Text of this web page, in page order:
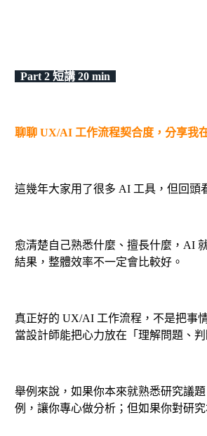
Part 2 短講 20 min
聊聊 UX/AI 工作流程契合度，分享我
這幾年大家用了很多 AI 工具，但回頭
愈清楚自己熟悉什麼、擅長什麼，AI
結果，整體效率不一定會比較好。
真正好的 UX/AI 工作流程，不是把事
當設計師能把心力放在「理解問題、
舉例來說，如果你本來就熟悉研究議
例，讓你專心做分析；但如果你對研